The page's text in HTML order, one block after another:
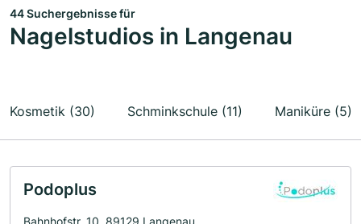
44 Suchergebnisse für
Nagelstudios in Langenau
Kosmetik (30) Schminkschule (11) Maniküre (5)
Podoplus
Bahnhofstr. 10, 89129 Langenau